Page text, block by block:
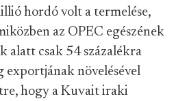
hordó volt a termelése,
az OPEC egészének
alatt csak 54 százalékra
exportjának növelésével
hogy a Kuvait iraki